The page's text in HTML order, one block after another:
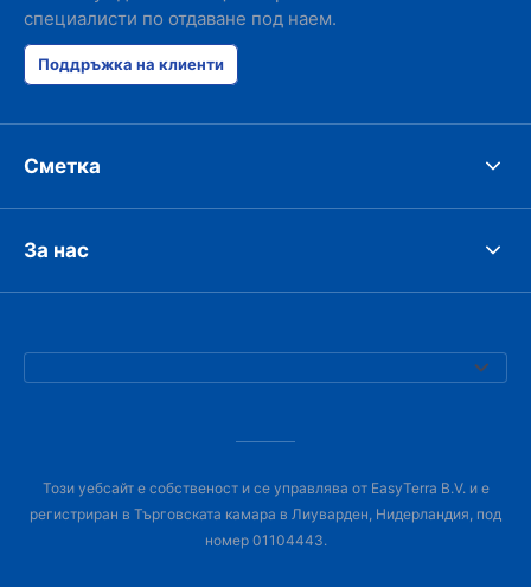
специалисти по отдаване под наем.
Поддръжка на клиенти
Сметка
За нас
Този уебсайт е собственост и се управлява от EasyTerra B.V. и е
регистриран в Търговската камара в Лиуварден, Нидерландия, под
номер 01104443.